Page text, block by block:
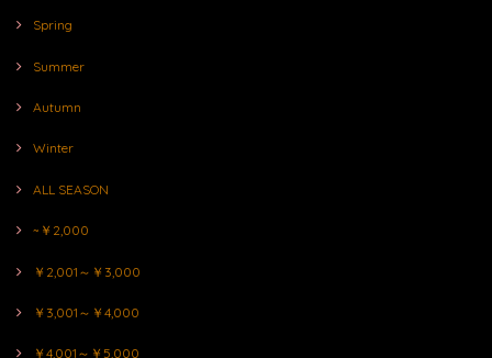
Spring
Summer
Autumn
Winter
ALL SEASON
~￥2,000
￥2,001～￥3,000
￥3,001～￥4,000
￥4,001～￥5,000